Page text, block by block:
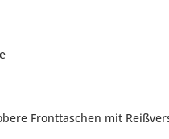
Fronttaschen mit